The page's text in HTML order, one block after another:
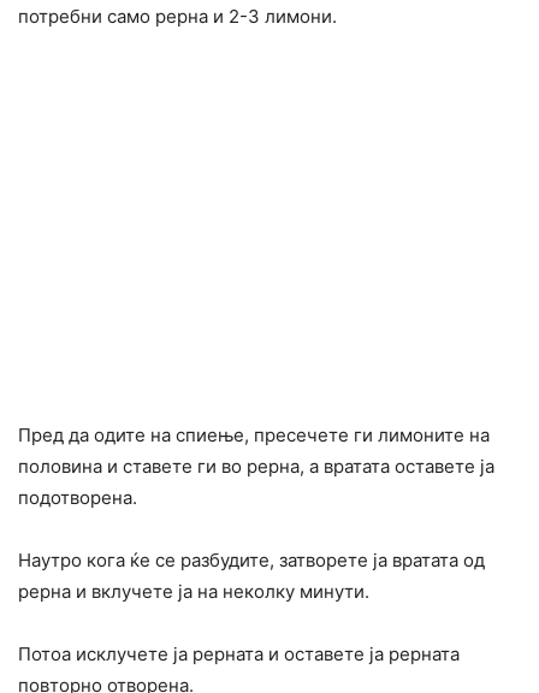
потребни само рерна и 2-3 лимони.
Пред да одите на спиење, пресечете ги лимоните на
половина и ставете ги во рерна, а вратата оставете ја
подотворена.
Наутро кога ќе се разбудите, затворете ја вратата од
рерна и вклучете ја на неколку минути.
Потоа исклучете ја рерната и оставете ја рерната
повторно отворена.